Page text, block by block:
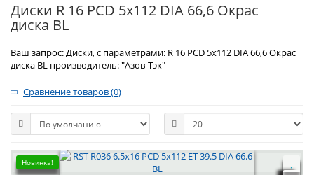
Диски R 16 PCD 5x112 DIA 66,6 Окрас
диска BL
Ваш запрос: Диски, с параметрами: R 16 PCD 5x112 DIA 66,6 Окрас
диска BL производитель: "Азов-Тэк"
Сравнение товаров (0)
Новинка!